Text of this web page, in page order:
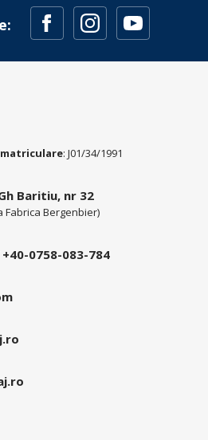
: J01/34/1991
Baritiu, nr 32
Bergenbier)
+40-0758-083-784